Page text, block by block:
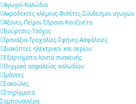
Αγωγοί-Καλώδια
Ακροδέκτες κλέμενς-Φισέτες-Σύνδεσμοι αγωγών
Άξονες-Πείροι-Έδρανα-Κουζινέτα
Βούρτσες-Τσόχες
Γρανάζια-Τροχαλίες-Σφήνες-Ασφάλειες
Διακόπτες ηλεκτρικοί και αερίου
Εξαρτήματα λοιπά συσκευής
Θερμικά ασφαλείας καλωδίου
Ιμάντες
Σακούλες
Στηρίγματα
Σαμπουανιέρα